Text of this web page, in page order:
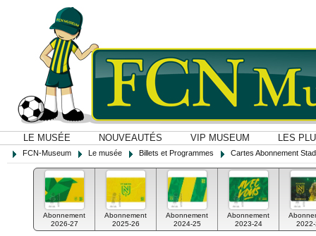
LE MUSÉE NOUVEAUTÉS VIP MUSEUM LES
FCN-Museum Le musée Billets et Programmes Cartes Abonnement
Abonnement
2026-27
Abonnement
2025-26
Abonnement
2024-25
Abonnement
2023-24